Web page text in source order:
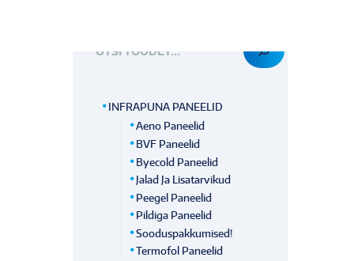
INFRAPUNA PANEELID
Aeno Paneelid
BVF Paneelid
Byecold Paneelid
Jalad Ja Lisatarvikud
Peegel Paneelid
Pildiga Paneelid
Sooduspakkumised!
Termofol Paneelid